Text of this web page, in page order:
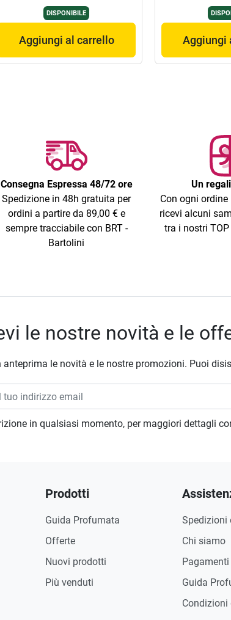
DISPONIBILE
Aggiungi al carrello Aggiungi
Consegna Espressa 48/72 ore
Spedizione in 48h gratuita per
ordini a partire da 89,00 € e
sempre tracciabile con BRT -
Bartolini
Un
Con ogni
ricevi alcuni
tra i nostri
le nostre novità e le
le novità e le nostre promozioni. Puoi
in qualsiasi momento, per maggiori dettagli
Prodotti
Guida Profumata
Offerte
Nuovi prodotti
Più venduti
Spedizioni
Chi siamo
Pagamenti
Guida
Condizioni